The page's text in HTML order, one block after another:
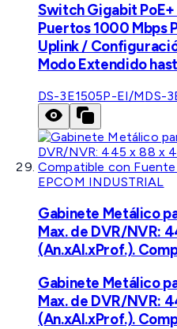
Switch Gigabit
Puertos 1000 Mbps
Uplink /
Modo Extendido
DS-3E1505P-EI/MDS-
EPCOM INDUSTRIAL
Gabinete Metálico
Max. de DVR/NVR:
(An.xAl.xProf.).
Gabinete Metálico
Max. de DVR/NVR:
(An.xAl.xProf.).